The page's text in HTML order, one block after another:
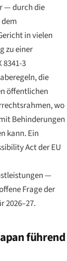
— durch die
in vielen
zu einer
3
die
öffentlichen
wo
Behinderungen
kann. Ein
Act der EU
—
Frage der
2026–27.
führend